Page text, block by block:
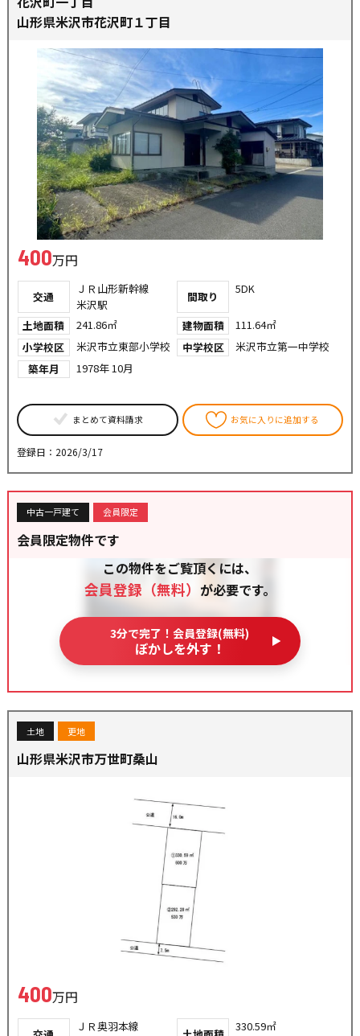
山形県米沢市花沢町１丁目
400万円
交通
ＪＲ山形新幹線
米沢駅
間取り
5DK
土地面積 241.86㎡ 建物面積
111.64㎡
小学校区
米沢市立東部小学校 中学校区
米沢市立第一中学校
築年月
1978年 10月
まとめて資料請求 お気に入りに追加する
登録日：2026/3/17
中古一戸建て 会員限定
会員限定物件です
この物件をご覧頂くには、
会員登録（無料） が必要です。
3分で完了！会員登録(無料)
ぼかしを外す！
土地 更地
山形県米沢市万世町桑山
400万円
ＪＲ奥羽本線
330.59㎡